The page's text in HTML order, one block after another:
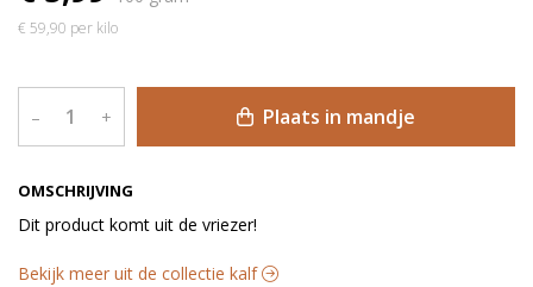
OMSCHRIJVING
Dit product komt uit de vriezer!
€ 59,90 per kilo
– + Plaats in mandje
Bekijk meer uit de collectie kalf